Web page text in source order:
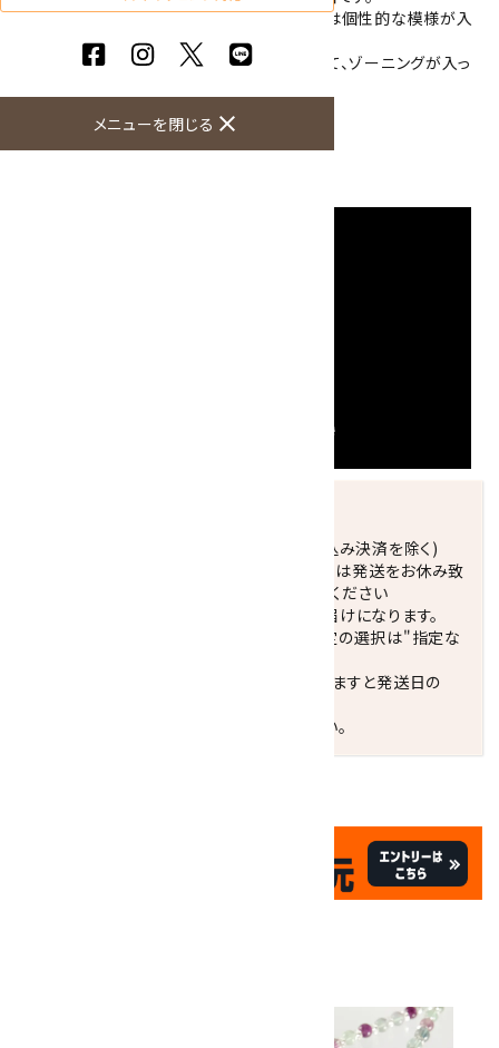
メニューを閉じる close
多くの部分が割れた状態ですが、平面部分には個性的な模様が入
っています。
光に透かして見ると一部分が薄っすらと透けて、ゾーニングが入っ
大きさ：33×29×25mm
硬度：4
正午までのご注文で当日発送致します。(振込み決済を除く)
休業日(水曜日、第1．3木曜日)と臨時休業日は発送をお休み致
します。 営業日カレンダー(左下段)をご確認ください
配達ご希望日がない場合は、最短日でのお届けになります。
※最短でのお届けをご希望の場合、時間指定の選択は"指定な
お届けの地域によっては、時間帯を指定されますと発送日の
ご不明な点はお気軽にお問い合わせください。
祝☆サイトオープン17周年
!!